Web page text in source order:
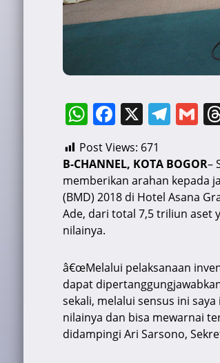
W
h
at
s
A
p
p
F
c
e
b
o
k
X T
e
gr
a
m
G
ai
l
Post Views: 671
B-CHANNEL, KOTA BOGOR–
memberikan arahan kepada
(BMD) 2018 di Hotel Asana
Ade, dari total 7,5 triliun aset
nilainya.
â€œMelalui pelaksanaan
dapat
sekali, melalui sensus ini
nilainya dan bisa mewarnai
didampingi Ari Sarsono,